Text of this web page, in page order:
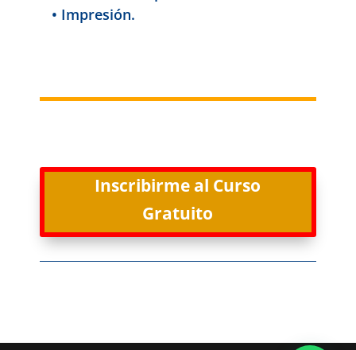
• Impresión.
Inscribirme al Curso
Gratuito